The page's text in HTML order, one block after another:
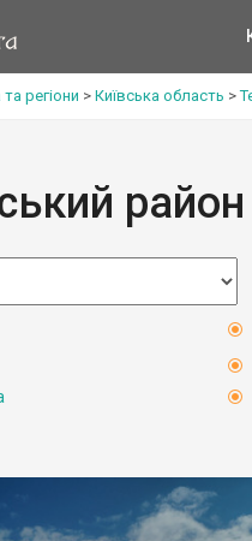
регіони > Київська область >
район